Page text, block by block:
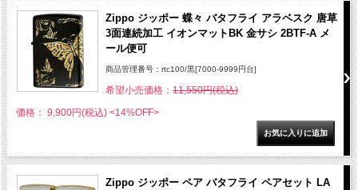
Zippo ジッポー 蝶々 バタフライ アラベスク 唐草
3面連続加工 イオンマットBK 金サシ 2BTF-A メ
ール便可
商品管理番号：rtc100/黒[7000-9999円台]
希望小売価格： 11,550円(税込)
価格： 9,900円(税込) <14%OFF>
Zippo ジッポー ペア バタフライ ペアセット LA